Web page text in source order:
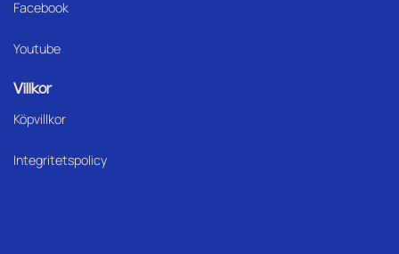
Facebook
Youtube
Villkor
Köpvillkor
Integritetspolicy